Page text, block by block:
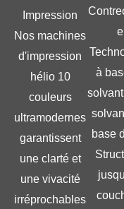
Impression
Nos machines
d'impression
hélio 10
couleurs
ultramodernes
garantissent
une clarté et
une vivacité
irréprochables
e
à
base